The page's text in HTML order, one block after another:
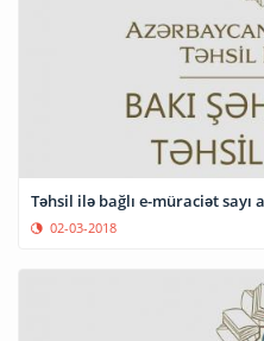
Təhsil ilə bağlı e-müraciət sayı
02-03-2018